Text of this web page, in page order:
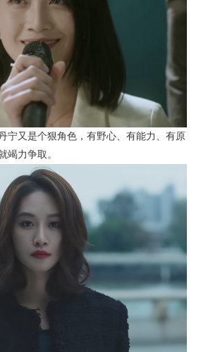
宁又是个狠角色，有野心、有能力、有原
竭力争取。